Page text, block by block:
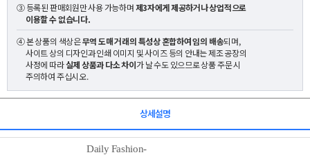
③ 등록된 판매회원만 사용 가능하며제3자에게 제공하거나 상업적으로
이용할 수 없습니다.
④ 본 상품의 색상은무역 도매 거래의 특성상 혼합하여 임의 배송되며,
사이트 상의 디자인과 인쇄 이미지 및 사이즈 등의 안내는 제조 공장의
사정에 따라실제 상품과 다소 차이가 날 수도 있으므로 상품 주문 시
주의하여 주십시오.
상세설명
Daily Fashion-